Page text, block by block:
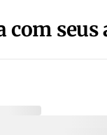
com seus